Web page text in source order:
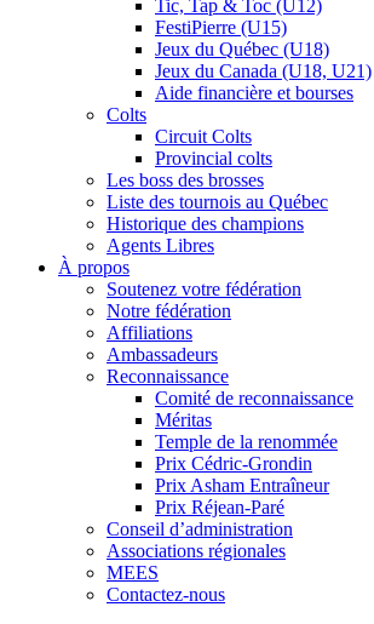
Tic, Tap & Toc (U12)
FestiPierre (U15)
Jeux du Québec (U18)
Jeux du Canada (U18, U21)
Aide financière et bourses
Colts
Circuit Colts
Provincial colts
Les boss des brosses
Liste des tournois au Québec
Historique des champions
Agents Libres
À propos
Soutenez votre fédération
Notre fédération
Affiliations
Ambassadeurs
Reconnaissance
Comité de reconnaissance
Méritas
Temple de la renommée
Prix Cédric-Grondin
Prix Asham Entraîneur
Prix Réjean-Paré
Conseil d’administration
Associations régionales
MEES
Contactez-nous